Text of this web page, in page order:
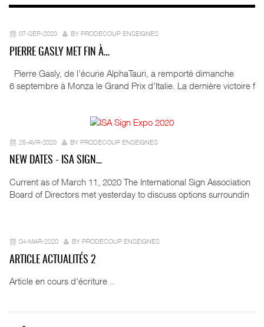
07-SEP-2020 BY PRODECOUP ENSEIGNES
PIERRE GASLY MET FIN À…
Pierre Gasly, de l’écurie AlphaTauri, a remporté dimanche
6 septembre à Monza le Grand Prix d’Italie. La dernière victoire f
25-AVR-2020 BY PRODECOUP ENSEIGNES
NEW DATES - ISA SIGN…
Current as of March 11, 2020 The International Sign Association
Board of Directors met yesterday to discuss options surroundin
04-MAR-2020 BY PRODECOUP ENSEIGNES
ARTICLE ACTUALITÉS 2
Article en cours d'écriture ..